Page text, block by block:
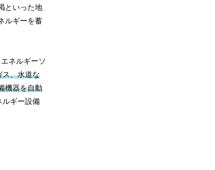
といった地
ルギーを蓄
ネルギーソ
ス、水道な
機器を自動
ルギー設備